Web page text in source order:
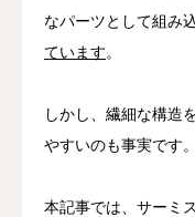
なパーツとして組み
ています。
しかし、繊細な構造
やすいのも事実です。
本記事では、サーミ